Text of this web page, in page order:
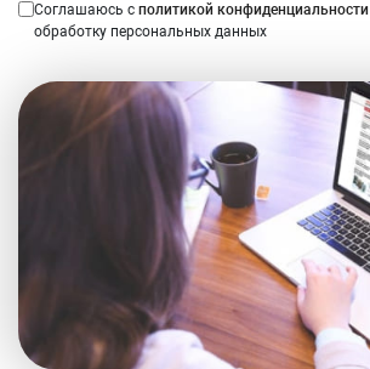
Соглашаюсь с политикой конфиденциальности
обработку персональных данных